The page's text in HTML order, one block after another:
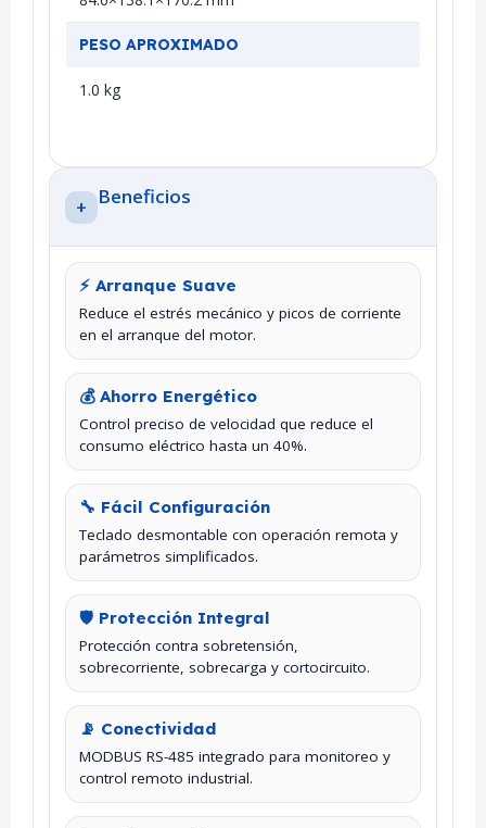
PESO APROXIMADO
1.0 kg
+ Beneficios
⚡ Arranque Suave
Reduce el estrés mecánico y picos de corriente
en el arranque del motor.
💰 Ahorro Energético
Control preciso de velocidad que reduce el
consumo eléctrico hasta un 40%.
🔧 Fácil Configuración
Teclado desmontable con operación remota y
parámetros simplificados.
🛡️ Protección Integral
Protección contra sobretensión,
sobrecorriente, sobrecarga y cortocircuito.
📡 Conectividad
MODBUS RS-485 integrado para monitoreo y
control remoto industrial.